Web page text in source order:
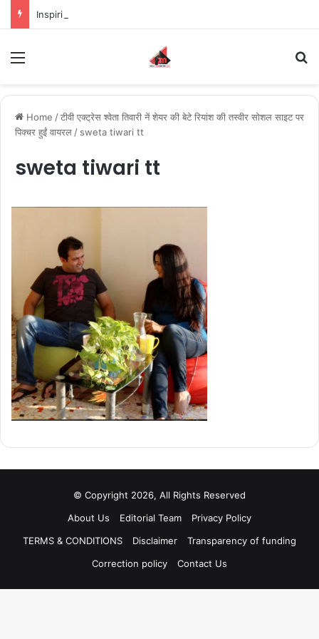
Home /टीवी एक्ट्रेस श्वेता तिवारी नें शेयर की बेटे रियांश की तस्वीर सोशल साइट पर
पिक्चर हुईं वायरल / sweta tiwari tt
sweta tiwari tt
© Copyright 2026, All Rights Reserved
About Us
Editorial Team
Privacy Policy
TERMS & CONDITIONS
Disclaimer
Transparency of funding
Correction policy
Contact Us